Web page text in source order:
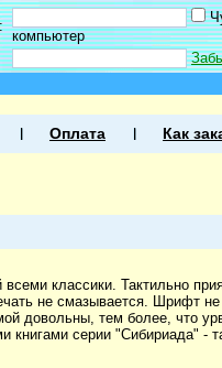
компьютер
Оплата Как
классики. Тактильно
не смазывается. Шрифт
довольны, тем более, что
книгами серии "Сибириада" -